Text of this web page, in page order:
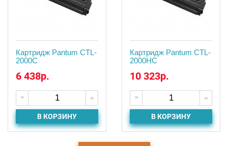
Картридж Pantum CTL-
2000C
6 438р.
В КОРЗИНУ
Картридж Pantum CTL-
2000HC
10 323р.
В КОРЗИНУ